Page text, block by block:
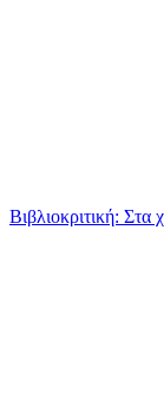
Βιβλιοκριτική: Στα